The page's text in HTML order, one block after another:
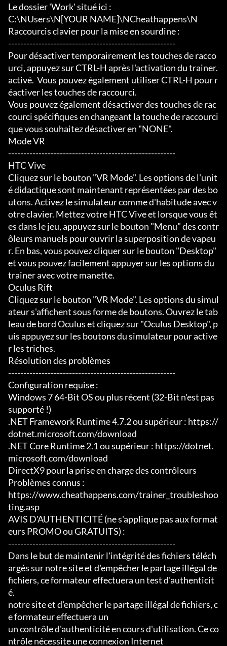
Le dossier 'Work' situé ici :
C:\NUsers\N[YOUR NAME]\NCheathappens\N
Raccourcis clavier pour la mise en sourdine :
-------------------------------------------------------
Pour désactiver temporairement les touches de racco
urci, appuyez sur CTRL-H après l'activation du trainer.
activé.  Vous pouvez également utiliser CTRL-H pour r
éactiver les touches de raccourci.
Vous pouvez également désactiver des touches de rac
courci spécifiques en changeant la touche de raccourci
que vous souhaitez désactiver en "NONE".
Mode VR
-------------------------------------------------------
HTC Vive
Cliquez sur le bouton "VR Mode". Les options de l'unit
é didactique sont maintenant représentées par des bo
utons. Activez le simulateur comme d'habitude avec v
otre clavier. Mettez votre HTC Vive et lorsque vous êt
es dans le jeu, appuyez sur le bouton "Menu" des contr
ôleurs manuels pour ouvrir la superposition de vapeu
r. En bas, vous pouvez cliquer sur le bouton "Desktop"
et vous pouvez facilement appuyer sur les options du
trainer avec votre manette.
Oculus Rift
Cliquez sur le bouton "VR Mode". Les options du simul
ateur s'affichent sous forme de boutons. Ouvrez le tab
leau de bord Oculus et cliquez sur "Oculus Desktop", p
uis appuyez sur les boutons du simulateur pour active
r les triches.
Résolution des problèmes
-------------------------------------------------------
Configuration requise :
Windows 7 64-Bit OS ou plus récent (32-Bit n'est pas
supporté !)
.NET Framework Runtime 4.7.2 ou supérieur : https://
dotnet.microsoft.com/download
.NET Core Runtime 2.1 ou supérieur : https://dotnet.
microsoft.com/download
DirectX9 pour la prise en charge des contrôleurs
Problèmes connus :
https://www.cheathappens.com/trainer_troubleshoo
ting.asp
AVIS D'AUTHENTICITÉ (ne s'applique pas aux format
eurs PROMO ou GRATUITS) :
-------------------------------------------------------
Dans le but de maintenir l'intégrité des fichiers téléch
argés sur notre site et d'empêcher le partage illégal de
fichiers, ce formateur effectuera un test d'authenticit
é.
notre site et d'empêcher le partage illégal de fichiers, c
e formateur effectuera un
un contrôle d'authenticité en cours d'utilisation. Ce co
ntrôle nécessite une connexion Internet